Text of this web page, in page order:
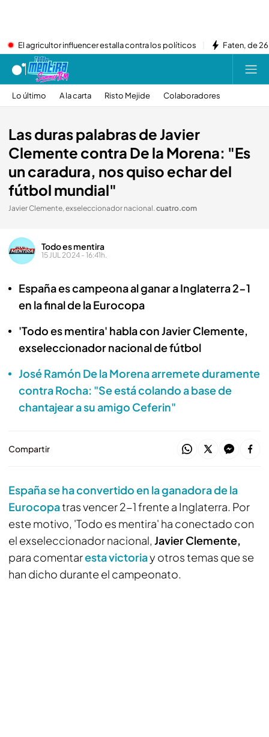
El agricultor influencer estalla contra los políticos Faten, de
Lo último A la carta Risto Mejide Colaboradores
Las duras palabras de Javier
Clemente contra De la Morena: "Es
un caradura, nos quiso echar del
fútbol mundial"
Javier Clemente, exseleccionador nacional.cuatro.com
Todo es mentira
15 JUL 2024 - 16:41h.
España es campeona al ganar a Inglaterra 2-1
en la final de la Eurocopa
'Todo es mentira' habla con Javier Clemente,
exseleccionador nacional de fútbol
José Ramón De la Morena arremete duramente
contra Rocha: "Se está colando a base de
chantajear a su amigo Ceferin"
Compartir
España se ha convertido en la ganadora de la
Eurocopatras vencer 2-1 frente a Inglaterra. Por
este motivo, 'Todo es mentira' ha conectado con
el exseleccionador nacional, Javier Clemente,
para comentaresta victoriay otros temas que se
han dicho durante el campeonato.